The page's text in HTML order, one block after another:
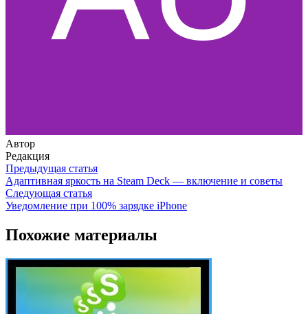
Автор
Редакция
Предыдущая статья
Адаптивная яркость на Steam Deck — включение и советы
Следующая статья
Уведомление при 100% зарядке iPhone
Похожие материалы